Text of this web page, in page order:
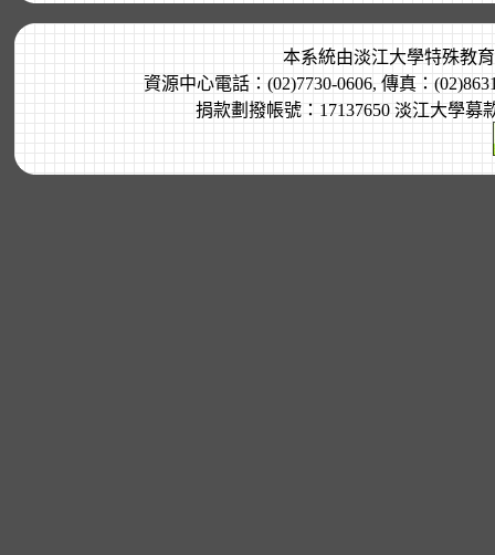
本系統由淡江大學特殊教
資源中心電話：(02)7730-0606, 傳真：
捐款劃撥帳號：17137650 淡江大學